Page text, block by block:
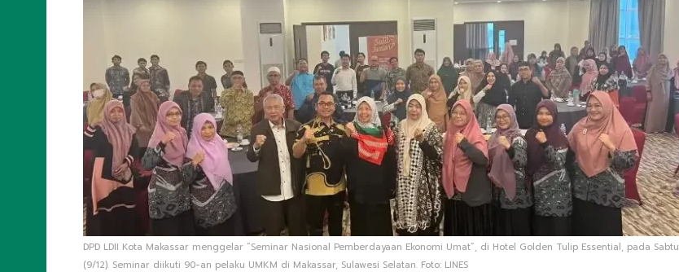
DPD LDII Kota Makassar menggelar “Seminar Nasional Pemberdayaan Ekonomi Umat”, di Hotel Golden Tulip Essential, pada Sabtu
(9/12). Seminar diikuti 90-an pelaku UMKM di Makassar, Sulawesi Selatan. Foto: LINES